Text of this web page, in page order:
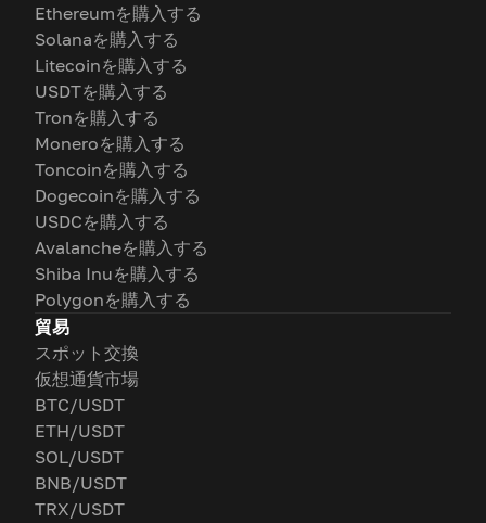
Ethereumを購入する
Solanaを購入する
Litecoinを購入する
USDTを購入する
Tronを購入する
Moneroを購入する
Toncoinを購入する
Dogecoinを購入する
USDCを購入する
Avalancheを購入する
Shiba Inuを購入する
Polygonを購入する
貿易
スポット交換
仮想通貨市場
BTC/USDT
ETH/USDT
SOL/USDT
BNB/USDT
TRX/USDT